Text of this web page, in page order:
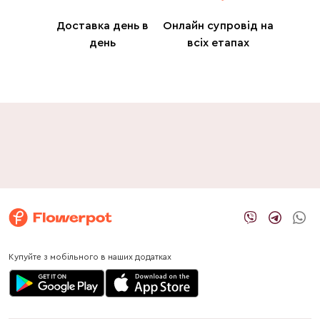
Доставка день в
день
Онлайн супровід на
всіх етапах
Купуйте з мобільного в наших додатках